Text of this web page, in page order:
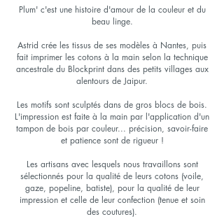
Plum' c'est une histoire d'amour de la couleur et du
beau linge.
Astrid crée les tissus de ses modèles à Nantes, puis
fait imprimer les cotons à la main selon la technique
ancestrale du Blockprint dans des petits villages aux
alentours de Jaipur.
Les motifs sont sculptés dans de gros blocs de bois.
L'impression est faite à la main par l'application d'un
tampon de bois par couleur... précision, savoir-faire
et patience sont de rigueur !
Les artisans avec lesquels nous travaillons sont
sélectionnés pour la qualité de leurs cotons (voile,
gaze, popeline, batiste), pour la qualité de leur
impression et celle de leur confection (tenue et soin
des coutures).